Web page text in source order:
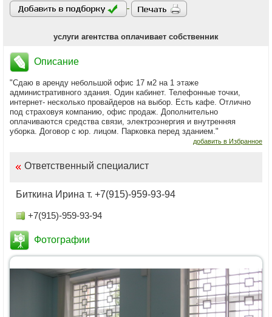
услуги агентства оплачивает собственник
Описание
"Сдаю в аренду небольшой офис 17 м2 на 1 этаже
административного здания. Один кабинет. Телефонные точки,
интернет- несколько провайдеров на выбор. Есть кафе. Отлично
под страховуя компанию, офис продаж. Дополнительно
оплачиваются средства связи, электроэнергия и внутренняя
уборка. Договор с юр. лицом. Парковка перед зданием."
добавить в Избранное
Ответственный специалист
Биткина Ирина т. +7(915)-959-93-94
+7(915)-959-93-94
Фотографии